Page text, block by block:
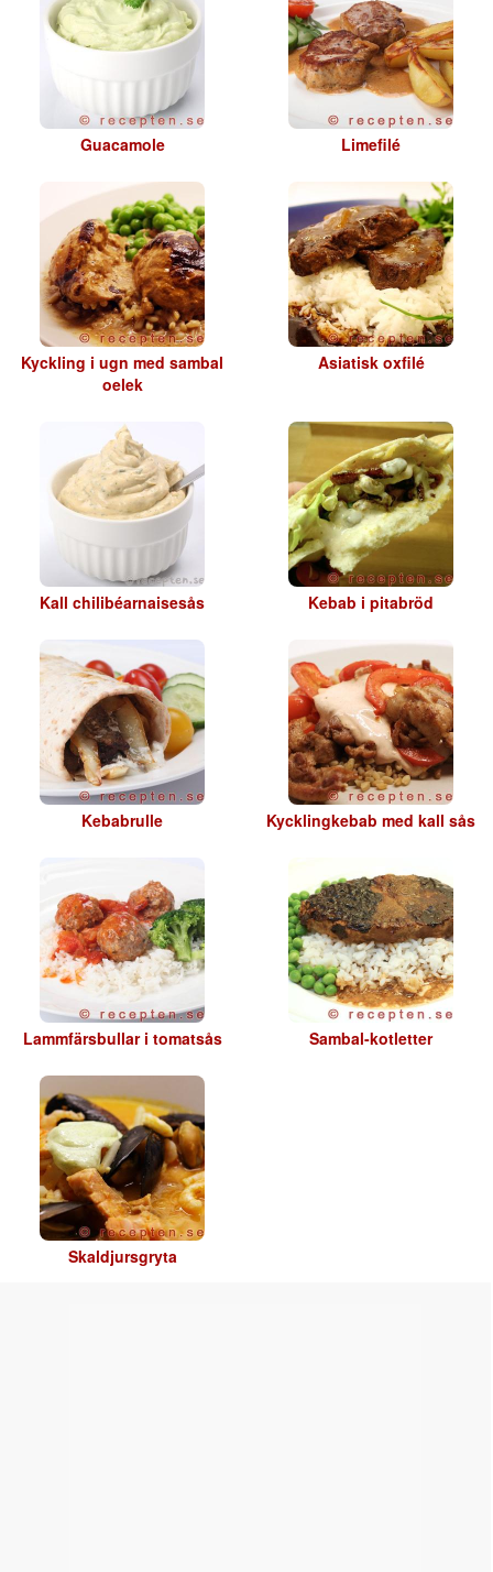
Guacamole Limefilé
Kyckling i ugn med sambal
oelek
Asiatisk oxfilé
Kall chilibéarnaisesås Kebab i pitabröd
Kebabrulle Kycklingkebab med kall sås
Lammfärsbullar i tomatsås Sambal-kotletter
Skaldjursgryta